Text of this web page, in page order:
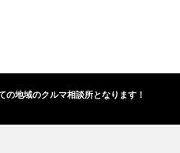
地域のクルマ相談所となります！